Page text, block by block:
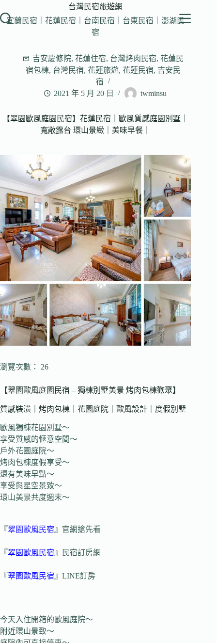
至
台灣民宿旅遊網
宜蘭民宿｜花蓮民宿｜台南民宿｜台東民宿｜澎湖民
宿
吉安慶修院, 花蓮住宿, 台灣烤肉民宿, 花蓮民
宿包棟, 台灣民宿, 花蓮旅遊, 花蓮民宿, 吉安民
宿
2021 年 5 月 20 日
twminsu
【翠園歐風庭園民宿】花蓮民宿｜歐風質感庭園別墅｜
寬敞露台 環山景緻｜美味早餐｜
瀏覽次數： 26
【翠園歐風庭園民宿 – 獨棟別墅美景 烤肉包棟歡聚】
質感裝潢｜烤肉包棟｜花園庭院｜歐風設計｜度假別墅
歐風獨棟花園別墅～
享受質感的愜意空間～
戶外花園庭院～
烤肉包棟度假享受～
還有美味早點～
享受與星空景致～
環山美景共度週末～
『翠園歐風民宿』官網搶先看
『翠園歐風民宿』民宿訂房網
『翠園歐風民宿』LINE訂房
今天入住開箱的歐風庭院～
附近環山景致～